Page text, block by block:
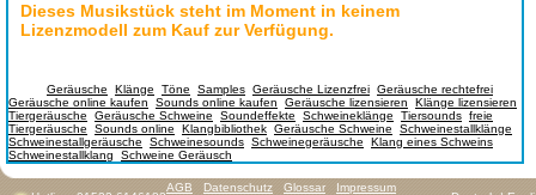
Dieses Musikstück steht im Moment in keinem
Lizenzmodell zum Kauf zur Verfügung.
Geräusche Klänge Töne Samples Geräusche Lizenzfrei Geräusche rechtefrei
Geräusche online kaufen
Sounds online kaufen Geräusche lizensieren Klänge lizensieren
Tiergeräusche
Geräusche Schweine Soundeffekte Schweineklänge Tiersounds freie
Tiergeräusche
Sounds online Klangbibliothek Geräusche Schweine Schweinestallklänge
Schweinestallgeräusche
Schweinesounds Schweinegeräusche Klang eines Schweins
Schweinestallklang
Schweine Geräusch
AGB Datenschutz Glossar Impressum